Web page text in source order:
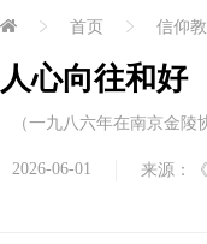
首页 信仰
人心向往和好
（一九八六年在南京金陵
2026-06-01 来源：